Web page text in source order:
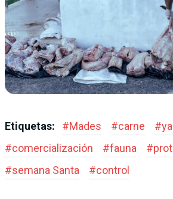
Etiquetas: #Mades #carne #
#comercialización #fauna #
#semana Santa #control